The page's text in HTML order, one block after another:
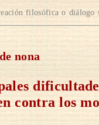
filosófica o diálogo
nona
contra los